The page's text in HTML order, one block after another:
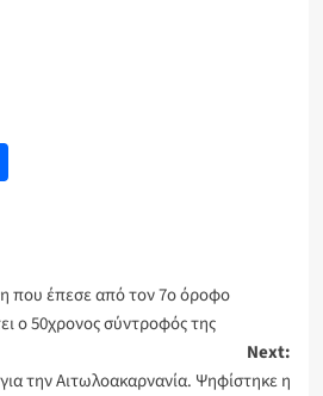
Share
που έπεσε από τον 7ο όροφο
ο 50χρονος σύντροφός της
Next:
για την Αιτωλοακαρνανία. Ψηφίστηκε η